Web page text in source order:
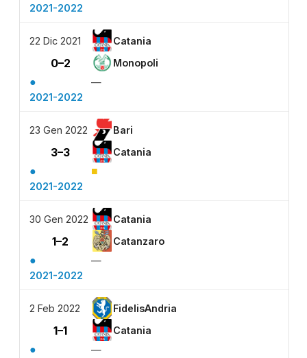
2021-2022
22 Dic 2021 Catania
0–2 Monopoli
●
—
2021-2022
23 Gen 2022 Bari
3–3 Catania
● ■
2021-2022
30 Gen 2022 Catania
1–2 Catanzaro
●
—
2021-2022
2 Feb 2022 FidelisAndria
1–1 Catania
●
—